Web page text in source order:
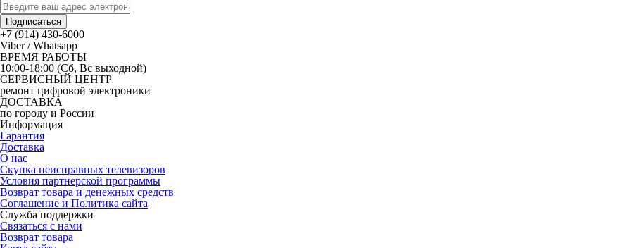
Подписаться
+7 (914) 430-6000
Viber / Whatsapp
ВРЕМЯ РАБОТЫ
10:00-18:00 (Сб, Вс выходной)
СЕРВИСНЫЙ ЦЕНТР
ремонт цифровой электроники
ДОСТАВКА
по городу и России
Информация
Гарантия
Доставка
О нас
Скупка неисправных телевизоров
Условия партнерской программы
Возврат товара и денежных средств
Соглашение и Политика сайта
Служба поддержки
Связаться с нами
Возврат товара